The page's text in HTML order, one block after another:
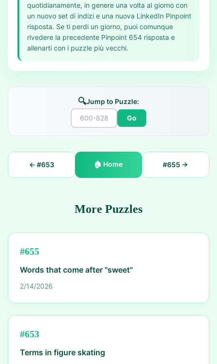
quotidianamente, in genere una volta al giorno con
un nuovo set di indizi e una nuova LinkedIn Pinpoint
risposta. Se ti perdi un giorno, puoi comunque
rivedere la precedente Pinpoint 654 risposta e
allenarti con i puzzle più vecchi.
🔍Jump to Puzzle:
Go
← #653 🏠 Home #655 →
More Puzzles
#655
Words that come after "sweet"
2/14/2026
#653
Terms in figure skating